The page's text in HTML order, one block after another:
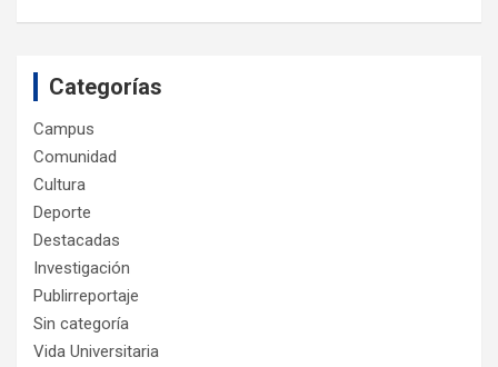
Categorías
Campus
Comunidad
Cultura
Deporte
Destacadas
Investigación
Publirreportaje
Sin categoría
Vida Universitaria